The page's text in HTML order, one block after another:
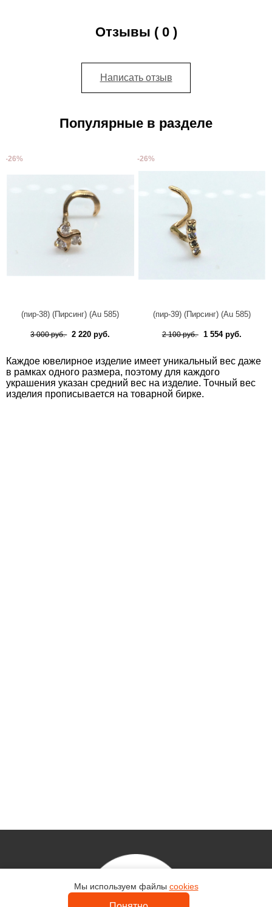
Контакты
Отзывы ( 0 )
Написать отзыв
Популярные в разделе
-26%
(пир-38) (Пирсинг) (Au 585)
3 000 руб. 2 220 руб.
-26%
(пир-39) (Пирсинг) (Au 585)
2 100 руб. 1 554 руб.
Каждое ювелирное изделие имеет уникальный вес даже
в рамках одного размера, поэтому для каждого
украшения указан средний вес на изделие. Точный вес
изделия прописывается на товарной бирке.
Мы используем файлы cookies